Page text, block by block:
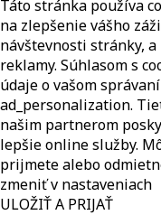
Táto stránka používa
na zlepšenie vášho
návštevnosti stránky,
reklamy. Súhlasom s
údaje o vašom
ad_personalization.
našim partnerom
lepšie online služby.
prijmete alebo
zmeniť v nastaveniach
ULOŽIŤ A PRIJAŤ